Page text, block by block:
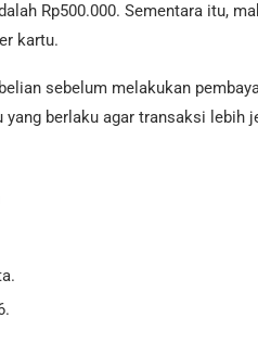
Rp500.000. Sementara itu,
kartu.
sebelum melakukan
yang berlaku agar transaksi lebih